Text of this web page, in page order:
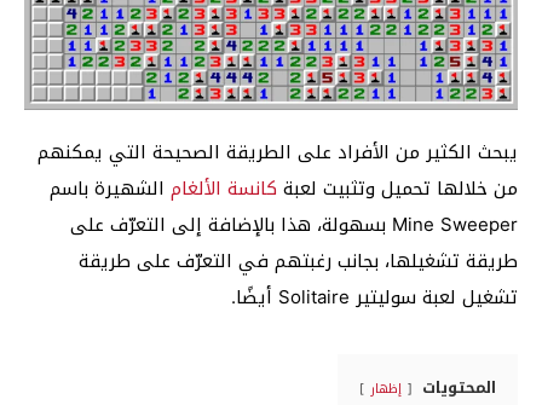
يبحث الكثير من الأفراد على الطريقة الصحيحة التي يمكنهم
من خلالها تحميل وتثبيت لعبة كانسة الألغام الشهيرة باسم
Mine Sweeper بسهولة، هذا بالإضافة إلى التعرّف على
طريقة تشغيلها، بجانب رغبتهم في التعرّف على طريقة
تشغيل لعبة سوليتير Solitaire أيضًا.
المحتويات إظهار